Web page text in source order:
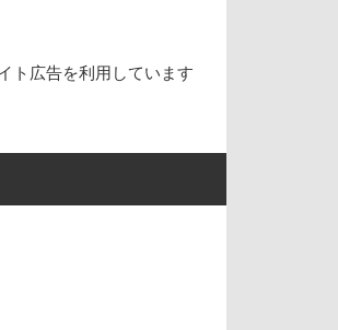
ト広告を利用しています